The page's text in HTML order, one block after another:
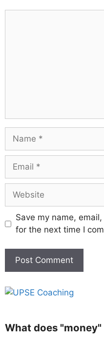
Save my name,
for the next time I
What does